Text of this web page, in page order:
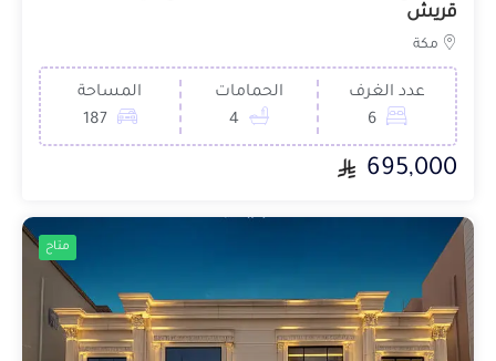
قريش
مكة
عدد الغرف
6
الحمامات
4
المساحة
187
695,000
متاح